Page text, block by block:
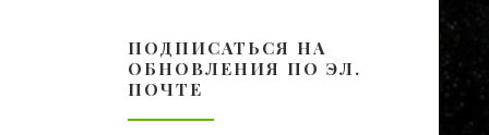
ПОДПИСАТЬСЯ НА
ОБНОВЛЕНИЯ ПО ЭЛ.
ПОЧТЕ